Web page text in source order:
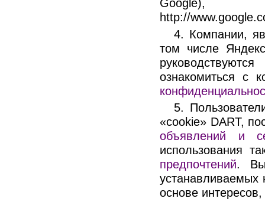
http://
4. Компании,
том числе
ознакомиться с
5.
«cookie» DART,
объявлений и
использования
предпочтений. Вы
устанавливаемых
основе